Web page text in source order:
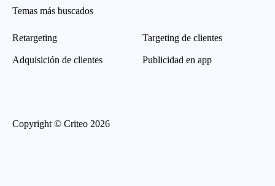
Temas más buscados
Retargeting
Adquisición de clientes
Targeting de clientes
Publicidad en app
Copyright © Criteo 2026